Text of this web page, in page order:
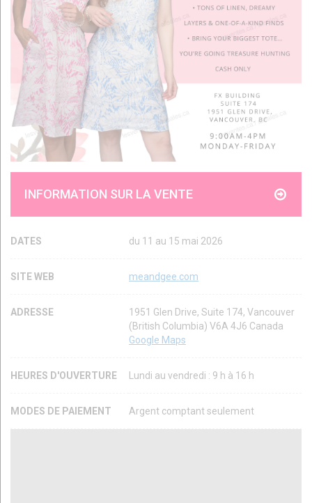
INFORMATION SUR LA VENTE
DATES du 11 au 15 mai 2026
SITE WEB meandgee.com
ADRESSE
1951 Glen Drive, Suite 174, Vancouver
(British Columbia) V6A 4J6 Canada
Google Maps
HEURES D'OUVERTURE Lundi au vendredi : 9 h à 16 h
MODES DE PAIEMENT Argent comptant seulement